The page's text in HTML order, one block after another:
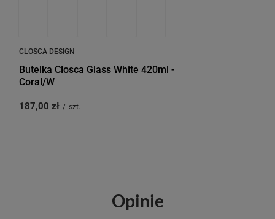
CLOSCA DESIGN
Butelka Closca Glass White 420ml -
Coral/W
187,00 zł / szt.
Opinie